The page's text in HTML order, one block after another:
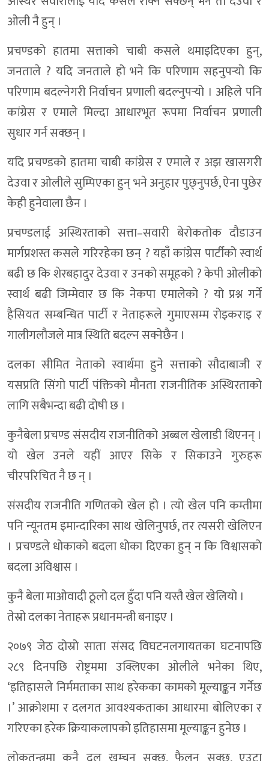
ओली नै हुन् ।
प्रचण्डको हातमा सत्ताको चाबी कसले थमाइदिएका हुन्,
जनताले ? यदि जनताले हो भने कि परिणाम सहनुपर्‍यो कि
परिणाम बदल्नेगरी निर्वाचन प्रणाली बदल्नुपर्‍यो । अहिले पनि
कांग्रेस र एमाले मिल्दा आधारभूत रूपमा निर्वाचन प्रणाली
सुधार गर्न सक्छन् ।
यदि प्रचण्डको हातमा चाबी कांग्रेस र एमाले र अझ खासगरी
देउवा र ओलीले सुम्पिएका हुन् भने अनुहार पुछ्नुपर्छ, ऐना पुछेर
केही हुनेवाला छैन ।
प्रचण्डलाई अस्थिरताको सत्ता–सवारी बेरोकतोक दौडाउन
मार्गप्रशस्त कसले गरिरहेका छन् ? यहाँ कांग्रेस पार्टीको स्वार्थ
बढी छ कि शेरबहादुर देउवा र उनको समूहको ? केपी ओलीको
स्वार्थ बढी जिम्मेवार छ कि नेकपा एमालेको ? यो प्रश्न गर्ने
हैसियत सम्बन्धित पार्टी र नेताहरूले गुमाएसम्म रोइकराइ र
गालीगलौजले मात्र स्थिति बदल्न सक्नेछैन ।
दलका सीमित नेताको स्वार्थमा हुने सत्ताको सौदाबाजी र
यसप्रति सिंगो पार्टी पंक्तिको मौनता राजनीतिक अस्थिरताको
लागि सबैभन्दा बढी दोषी छ ।
कुनैबेला प्रचण्ड संसदीय राजनीतिको अब्बल खेलाडी थिएनन् ।
यो खेल उनले यहीं आएर सिके र सिकाउने गुरुहरू
चीरपरिचित नै छ न् ।
संसदीय राजनीति गणितको खेल हो । त्यो खेल पनि कम्तीमा
पनि न्यूनतम इमान्दारिका साथ खेलिनुपर्छ, तर त्यसरी खेलिएन
। प्रचण्डले धोकाको बदला धोका दिएका हुन् न कि विश्वासको
बदला अविश्वास ।
कुनै बेला माओवादी ठूलो दल हुँदा पनि यस्तै खेल खेलियो ।
तेस्रो दलका नेताहरू प्रधानमन्त्री बनाइए ।
२०७९ जेठ दोस्रो साता संसद विघटनलगायतका घटनापछि
२८९ दिनपछि रोष्ट्रममा उक्लिएका ओलीले भनेका थिए,
‘इतिहासले निर्ममताका साथ हरेकका कामको मूल्याङ्कन गर्नेछ
।’ आक्रोशमा र दलगत आवश्यकताका आधारमा बोलिएका र
गरिएका हरेक क्रियाकलापको इतिहासमा मूल्याङ्कन हुनेछ ।